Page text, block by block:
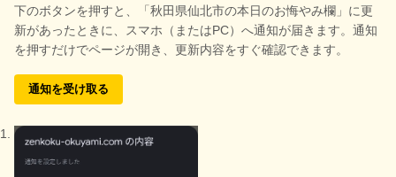
下のボタンを押すと、
「秋田県仙北市の本日のお悔やみ欄」に更
新があったときに、スマホ（またはPC）へ通知が届きます。通知
を押すだけでページが開き、更新内容をすぐ確認できます。
通知を受け取る